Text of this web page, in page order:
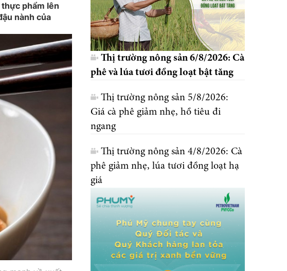
phẩm lên
nành của
Thị trường nông sản 6/8/2026: Cà
phê và lúa tươi đồng loạt bật tăng
Thị trường nông sản 5/8/2026:
Giá cà phê giảm nhẹ, hồ tiêu đi
ngang
Thị trường nông sản 4/8/2026: Cà
phê giảm nhẹ, lúa tươi đồng loạt hạ
giá